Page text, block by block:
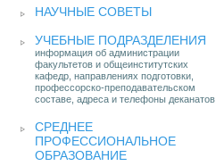
НАУЧНЫЕ СОВЕТЫ
УЧЕБНЫЕ ПОДРАЗДЕЛЕНИЯ
информация об администрации
факультетов и общеинститутских
кафедр, направлениях подготовки,
профессорско-преподавательском
составе, адреса и телефоны деканатов
СРЕДНЕЕ
ПРОФЕССИОНАЛЬНОЕ
ОБРАЗОВАНИЕ